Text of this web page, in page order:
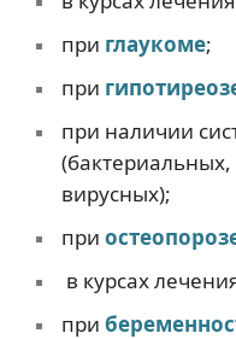
при глаукоме;
при
при наличии
вирусных);
при
в курсах
при